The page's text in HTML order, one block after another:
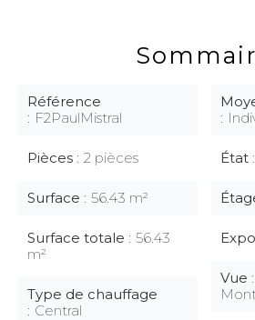
Référence
F2PaulMistral
Pièces 2 pièces
Surface 56.43 m²
Surface totale
56.43
m²
Type de chauffage
Central
État
Vue